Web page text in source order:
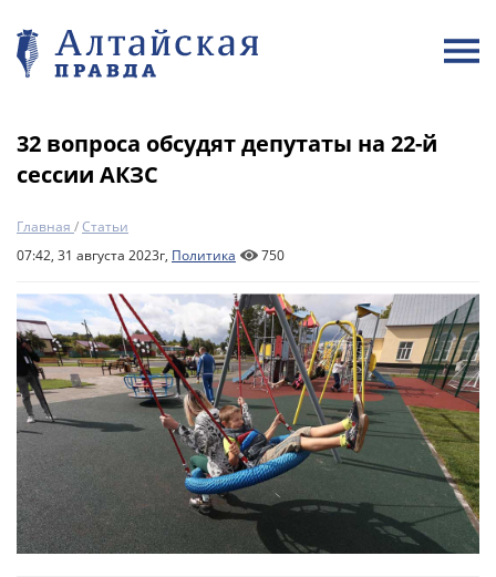
32 вопроса обсудят депутаты на 22-й
сессии АКЗС
Главная /Статьи
07:42, 31 августа 2023г, Политика 750